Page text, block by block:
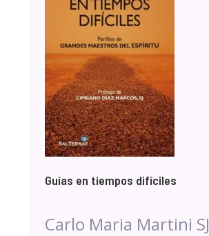
Guías en tiempos difíciles
Carlo Maria Martini SJ